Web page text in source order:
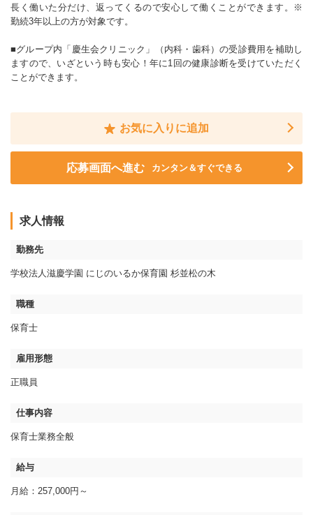
長く働いた分だけ、返ってくるので安心して働くことができます。※
勤続3年以上の方が対象です。
■グループ内「慶生会クリニック」（内科・歯科）の受診費用を補助し
ますので、いざという時も安心！年に1回の健康診断を受けていただく
ことができます。
お気に入りに追加
応募画面へ進む カンタン＆すぐできる
求人情報
勤務先
学校法人滋慶学園 にじのいるか保育園 杉並松の木
職種
保育士
雇用形態
正職員
仕事内容
保育士業務全般
給与
月給：257,000円～